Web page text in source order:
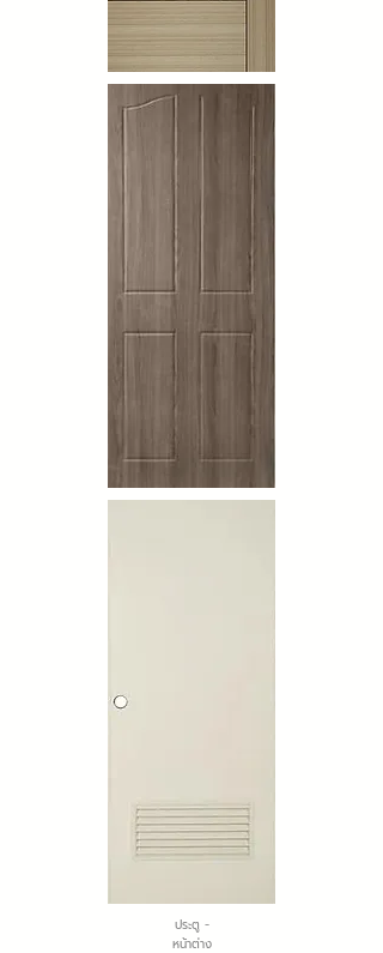
ประตู -
หน้าต่าง